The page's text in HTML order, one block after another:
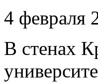
4 февраля
В стенах